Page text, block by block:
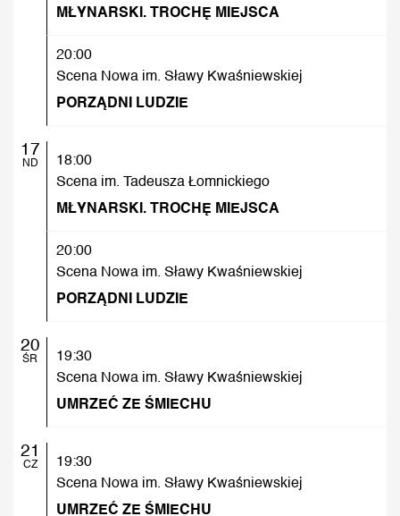
MŁYNARSKI. TROCHĘ MIEJSCA
PORZĄDNI LUDZIE
20:00
Scena Nowa im. Sławy Kwaśniewskiej
17
ND
MŁYNARSKI. TROCHĘ MIEJSCA
18:00
Scena im. Tadeusza Łomnickiego
PORZĄDNI LUDZIE
20:00
Scena Nowa im. Sławy Kwaśniewskiej
20
ŚR
UMRZEĆ ZE ŚMIECHU
19:30
Scena Nowa im. Sławy Kwaśniewskiej
21
CZ
UMRZEĆ ZE ŚMIECHU
19:30
Scena Nowa im. Sławy Kwaśniewskiej